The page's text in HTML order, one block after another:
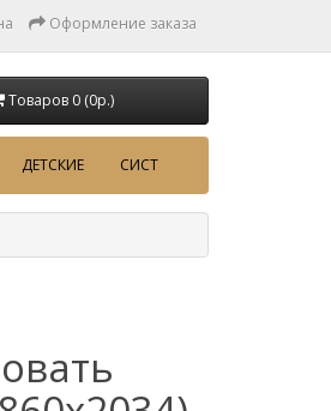
Оформление заказа
Товаров 0 (0p.)
ДЕТСКИЕ СИСТ